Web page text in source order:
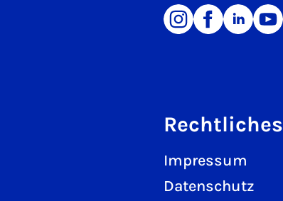
Rechtliches
Impressum
Datenschutz